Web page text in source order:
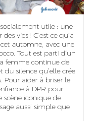
DIRECTOR
NOUR-ELHOUDA
YOUBI IDRISSI
PROJECT
MANAGER
utile : une
vies ! C’est ce qu’a
automne, avec une
Tout est parti d’un
femme continue de
du silence qu’elle crée
Pour aider à briser le
à DPR pour
iconique de
aussi simple que